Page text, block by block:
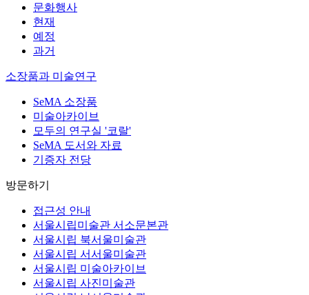
문화행사
현재
예정
과거
소장품과 미술연구
SeMA 소장품
미술아카이브
모두의 연구실 '코랄'
SeMA 도서와 자료
기증자 전당
방문하기
접근성 안내
서울시립미술관 서소문본관
서울시립 북서울미술관
서울시립 서서울미술관
서울시립 미술아카이브
서울시립 사진미술관